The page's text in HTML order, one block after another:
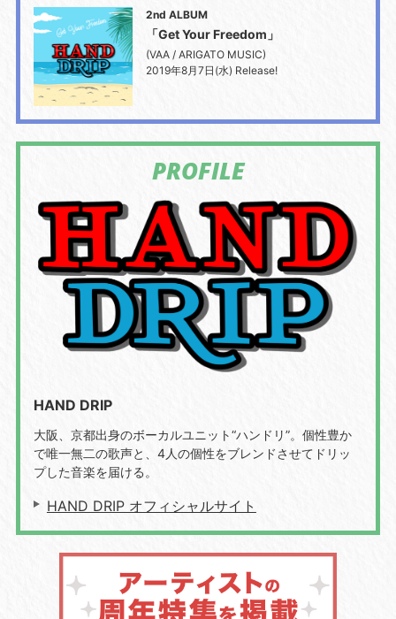
2nd ALBUM
「Get Your Freedom」
(VAA / ARIGATO MUSIC)
2019年8月7日(水) Release!
PROFILE
HAND DRIP
大阪、京都出身のボーカルユニット“ハンドリ”。個性豊か
で唯一無二の歌声と、4人の個性をブレンドさせてドリッ
プした音楽を届ける。
HAND DRIP オフィシャルサイト